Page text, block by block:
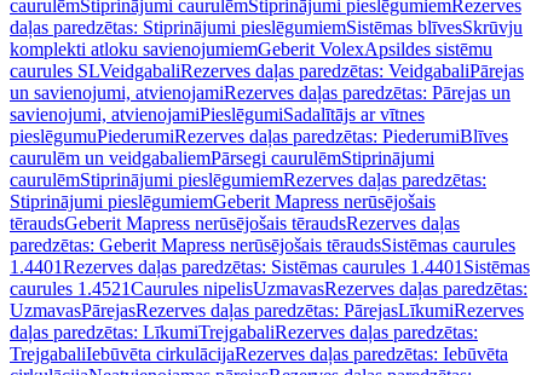
caurulēmStiprinājumi caurulēmStiprinājumi pieslēgumiemRezerves
daļas paredzētas: Stiprinājumi pieslēgumiemSistēmas blīvesSkrūvju
komplekti atloku savienojumiemGeberit VolexApsildes sistēmu
caurules SLVeidgabaliRezerves daļas paredzētas: VeidgabaliPārejas
un savienojumi, atvienojamiRezerves daļas paredzētas: Pārejas un
savienojumi, atvienojamiPieslēgumiSadalītājs ar vītnes
pieslēgumuPiederumiRezerves daļas paredzētas: PiederumiBlīves
caurulēm un veidgabaliemPārsegi caurulēmStiprinājumi
caurulēmStiprinājumi pieslēgumiemRezerves daļas paredzētas:
Stiprinājumi pieslēgumiemGeberit Mapress nerūsējošais
tēraudsGeberit Mapress nerūsējošais tēraudsRezerves daļas
paredzētas: Geberit Mapress nerūsējošais tēraudsSistēmas caurules
1.4401Rezerves daļas paredzētas: Sistēmas caurules 1.4401 Sistēmas
caurules 1.4521Caurules nipelisUzmavasRezerves daļas paredzētas:
UzmavasPārejasRezerves daļas paredzētas: PārejasLīkumiRezerves
daļas paredzētas: LīkumiTrejgabaliRezerves daļas paredzētas:
TrejgabaliIebūvēta cirkulācijaRezerves daļas paredzētas: Iebūvēta